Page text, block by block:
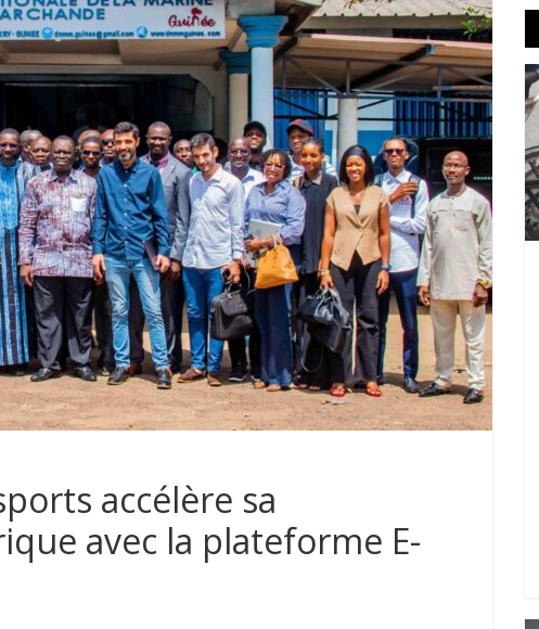
accélère sa
avec la plateforme E-